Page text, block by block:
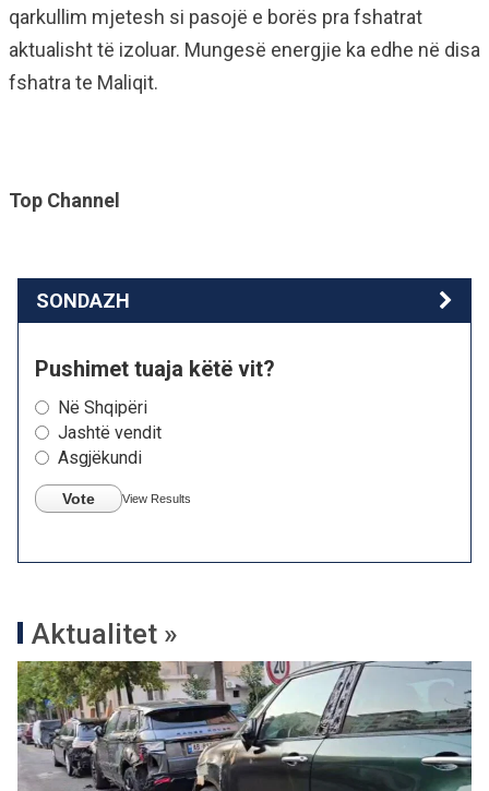
qarkullim mjetesh si pasojë e borës pra fshatrat
aktualisht të izoluar. Mungesë energjie ka edhe në disa
fshatra te Maliqit.
Top Channel
SONDAZH
Pushimet tuaja këtë vit?
Në Shqipëri
Jashtë vendit
Asgjëkundi
Vote View Results
Aktualitet »